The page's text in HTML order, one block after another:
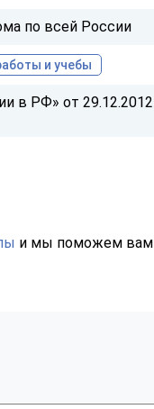
по всей России
и учебы
в РФ» от 29.12.2012
и мы поможем вам